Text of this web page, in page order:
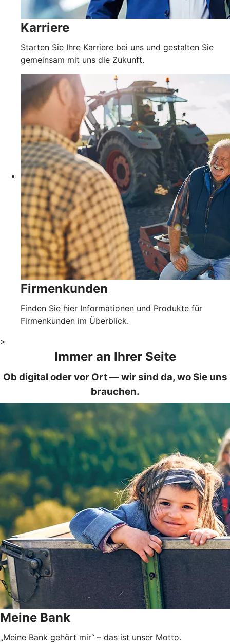
Karriere
Starten Sie Ihre Karriere bei uns und gestalten Sie
gemeinsam mit uns die Zukunft.
Firmenkunden
Finden Sie hier Informationen und Produkte für
Firmenkunden im Überblick.
>
Immer an Ihrer Seite
Ob digital oder vor Ort — wir sind da, wo Sie uns
brauchen.
Meine Bank
„Meine Bank gehört mir“ – das ist unser Motto.